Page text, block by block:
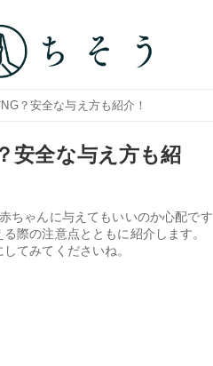
？安全な与え方も紹介！
安全な与え方も紹
ちゃんに与えてもいいのか心配です
際の注意点とともに紹介します。
てみてくださいね。